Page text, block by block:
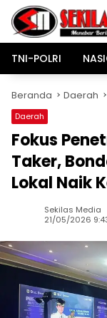
Langsung
konten
TNI-POLRI
Beranda Daerah
Daerah
Fokus
Taker,
Lokal Naik
Sekilas Media
21/05/2026